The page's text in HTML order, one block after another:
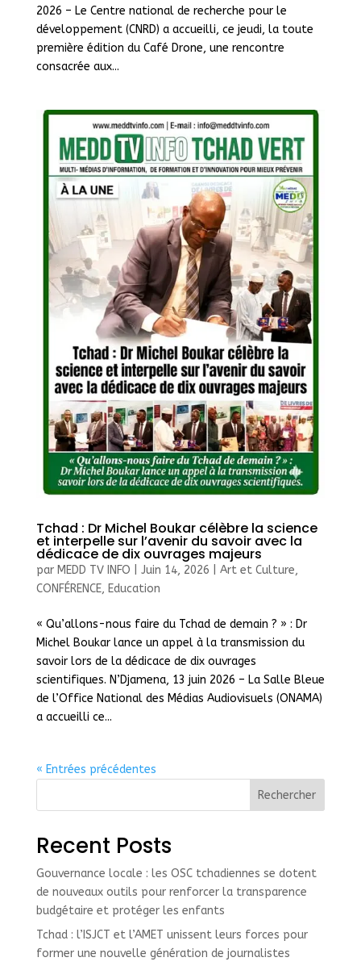
2026 – Le Centre national de recherche pour le
développement (CNRD) a accueilli, ce jeudi, la toute
première édition du Café Drone, une rencontre
consacrée aux...
Tchad : Dr Michel Boukar célèbre la science
et interpelle sur l’avenir du savoir avec la
dédicace de dix ouvrages majeurs
par MEDD TV INFO Juin 14, 2026 Art et Culture,
CONFÉRENCE, Education
« Qu’allons-nous faire du Tchad de demain ? » : Dr
Michel Boukar lance un appel à la transmission du
savoir lors de la dédicace de dix ouvrages
scientifiques. N’Djamena, 13 juin 2026 – La Salle Bleue
de l’Office National des Médias Audiovisuels (ONAMA)
a accueilli ce...
« Entrées précédentes
Rechercher
Recent Posts
Gouvernance locale : les OSC tchadiennes se dotent
de nouveaux outils pour renforcer la transparence
budgétaire et protéger les enfants
Tchad : l’ISJCT et l’AMET unissent leurs forces pour
former une nouvelle génération de journalistes